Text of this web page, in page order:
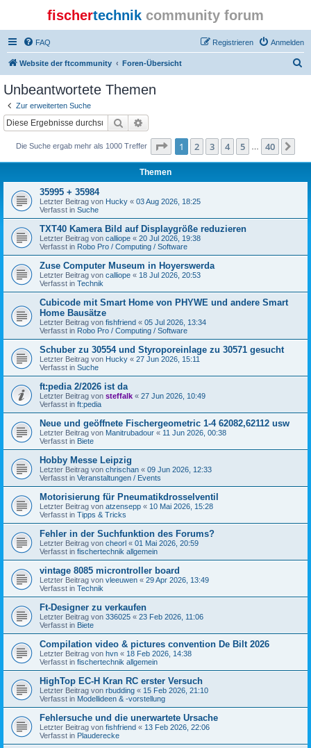
fischertechnik community forum
FAQ Anmelden
Registrieren
Website der ftcommunity Foren-Übersicht
Unbeantwortete Themen
Zur erweiterten Suche
Suche
Die Suche ergab mehr als 1000 Treffer Seite 1von 40
1 2 3 4 5 40
Themen
35995 + 35984
Letzter Beitrag von Hucky « 03 Aug 2026, 18:25
Verfasst in Suche
TXT40 Kamera Bild auf Displaygröße reduzieren
Letzter Beitrag von calliope « 20 Jul 2026, 19:38
Verfasst in Robo Pro / Computing / Software
Zuse Computer Museum in Hoyerswerda
Letzter Beitrag von calliope « 18 Jul 2026, 20:53
Verfasst in Technik
Cubicode mit Smart Home von PHYWE und andere Smart
Home Bausätze
Letzter Beitrag von fishfriend « 05 Jul 2026, 13:34
Verfasst in Robo Pro / Computing / Software
Schuber zu 30554 und Styroporeinlage zu 30571 gesucht
Letzter Beitrag von Hucky « 27 Jun 2026, 15:11
Verfasst in Suche
ft:pedia 2/2026 ist da
Letzter Beitrag von steffalk « 27 Jun 2026, 10:49
Verfasst in ft:pedia
Neue und geöffnete Fischergeometric 1-4 62082,62112 usw
Letzter Beitrag von Manitrubadour « 11 Jun 2026, 00:38
Verfasst in Biete
Hobby Messe Leipzig
Letzter Beitrag von chrischan « 09 Jun 2026, 12:33
Verfasst in Veranstaltungen / Events
Motorisierung für Pneumatikdrosselventil
Letzter Beitrag von atzensepp « 10 Mai 2026, 15:28
Verfasst in Tipps & Tricks
Fehler in der Suchfunktion des Forums?
Letzter Beitrag von cheorl « 01 Mai 2026, 20:59
Verfasst in fischertechnik allgemein
vintage 8085 microntroller board
Letzter Beitrag von vleeuwen « 29 Apr 2026, 13:49
Verfasst in Technik
Ft-Designer zu verkaufen
Letzter Beitrag von 336025 « 23 Feb 2026, 11:06
Verfasst in Biete
Compilation video & pictures convention De Bilt 2026
Letzter Beitrag von hvn « 18 Feb 2026, 14:38
Verfasst in fischertechnik allgemein
HighTop EC-H Kran RC erster Versuch
Letzter Beitrag von rbudding « 15 Feb 2026, 21:10
Verfasst in Modellideen & -vorstellung
Fehlersuche und die unerwartete Ursache
Letzter Beitrag von fishfriend « 13 Feb 2026, 22:06
Verfasst in Plauderecke